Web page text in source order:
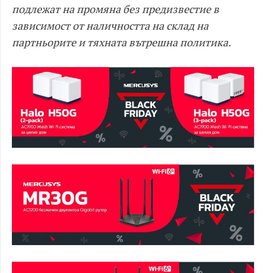
подлежат на промяна без предизвестие в
зависимост от наличността на склад на
партньорите и тяхната вътрешна политика.